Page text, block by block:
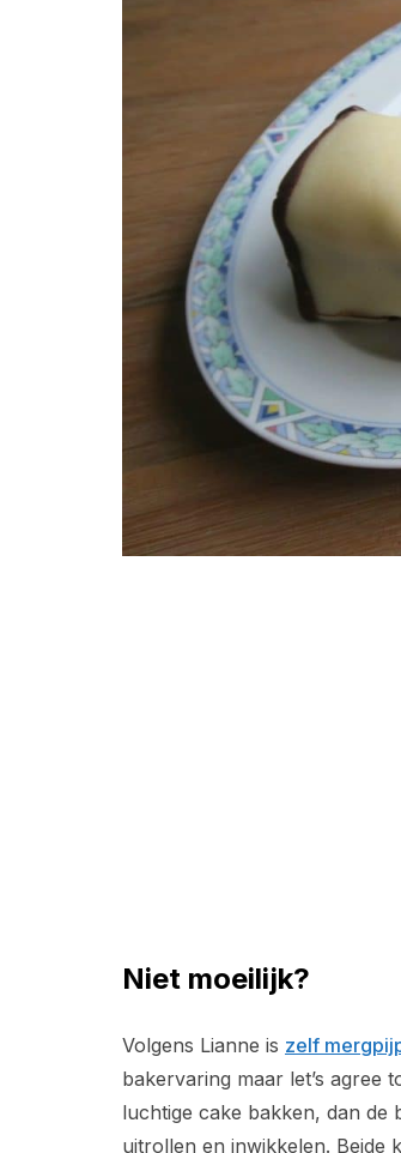
Niet moeilijk?
Volgens Lianne is zelf
bakervaring maar let’s agree
luchtige cake bakken, dan de
uitrollen en inwikkelen. Beide